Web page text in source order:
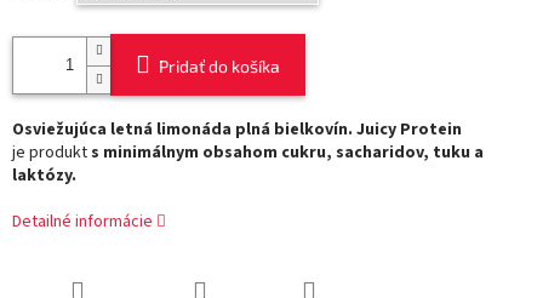
Pridať do košíka
Osviežujúca letná limonáda plná bielkovín. Juicy Protein
je produkts minimálnym obsahom cukru, sacharidov, tuku a
laktózy.
Detailné informácie